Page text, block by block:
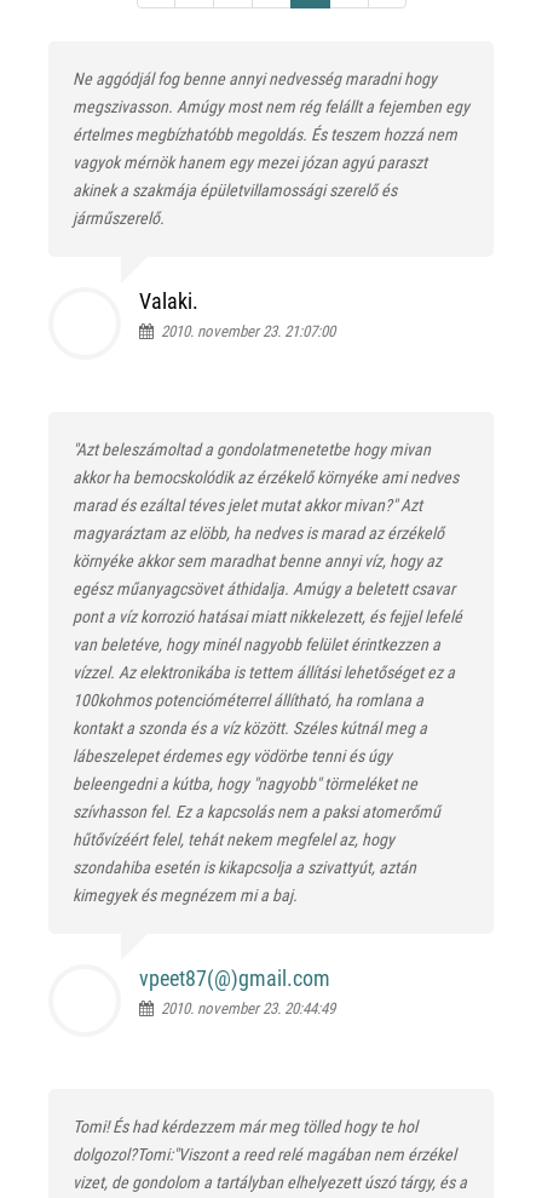
Ne aggódjál fog benne annyi nedvesség maradni hogy
megszivasson. Amúgy most nem rég felállt a fejemben egy
értelmes megbízhatóbb megoldás. És teszem hozzá nem
vagyok mérnök hanem egy mezei józan agyú paraszt
akinek a szakmája épületvillamossági szerelő és
járműszerelő.
Valaki.
2010. november 23. 21:07:00
"Azt beleszámoltad a gondolatmenetetbe hogy mivan
akkor ha bemocskolódik az érzékelő környéke ami nedves
marad és ezáltal téves jelet mutat akkor mivan?" Azt
magyaráztam az elöbb, ha nedves is marad az érzékelő
környéke akkor sem maradhat benne annyi víz, hogy az
egész műanyagcsövet áthidalja. Amúgy a beletett csavar
pont a víz korrozió hatásai miatt nikkelezett, és fejjel lefelé
van beletéve, hogy minél nagyobb felület érintkezzen a
vízzel. Az elektronikába is tettem állítási lehetőséget ez a
100kohmos potencióméterrel állítható, ha romlana a
kontakt a szonda és a víz között. Széles kútnál meg a
lábeszelepet érdemes egy vödörbe tenni és úgy
beleengedni a kútba, hogy "nagyobb" törmeléket ne
szívhasson fel. Ez a kapcsolás nem a paksi atomerőmű
hűtővízéért felel, tehát nekem megfelel az, hogy
szondahiba esetén is kikapcsolja a szivattyút, aztán
kimegyek és megnézem mi a baj.
vpeet87(@)gmail.com
2010. november 23. 20:44:49
Tomi! És had kérdezzem már meg tölled hogy te hol
dolgozol?Tomi:"Viszont a reed relé magában nem érzékel
vizet, de gondolom a tartályban elhelyezett úszó tárgy, és a